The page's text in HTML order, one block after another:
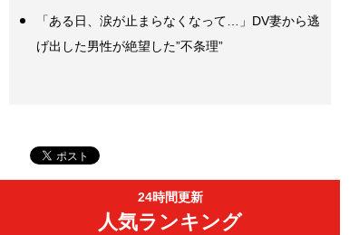
「ある日、涙が止まらなくなって…」DV妻から逃
げ出した男性が絶望した”不条理”
24時間更新
人気ランキング